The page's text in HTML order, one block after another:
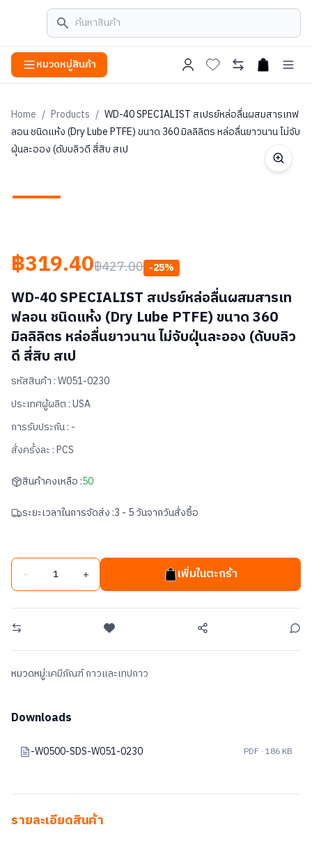
หมวดหมู่สินค้า open cart
Home / Products / WD-40 SPECIALIST สเปรย์หล่อลื่นผสมสารเทฟ
ลอน ชนิดแห้ง (Dry Lube PTFE) ขนาด 360 มิลลิลิตร หล่อลื่นยาวนาน ไม่จับ
ฝุ่นละออง (ดับบลิวดี สี่สิบ สเป
฿319.40฿427.00 -25%
WD-40 SPECIALIST สเปรย์หล่อลื่นผสมสารเท
ฟลอน ชนิดแห้ง (Dry Lube PTFE) ขนาด 360
มิลลิลิตร หล่อลื่นยาวนาน ไม่จับฝุ่นละออง (ดับบลิว
ดี สี่สิบ สเป
รหัสสินค้า :W051-0230
ประเทศผู้ผลิต :USA
การรับประกัน : -
สั่งครั้งละ :PCS
สินค้าคงเหลือ :50
ระยะเวลาในการจัดส่ง :3 - 5 วันจากวันสั่งซื้อ
− + เพิ่มในตะกร้า
หมวดหมู่:เคมีภัณฑ์ กาวและเทปกาว
Downloads
-W0500-SDS-W051-0230 PDF · 186 KB
รายละเอียดสินค้า